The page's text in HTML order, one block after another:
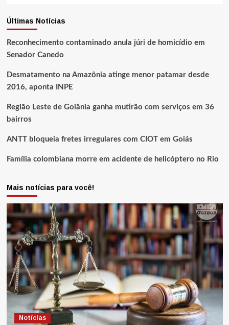
Últimas Notícias
Reconhecimento contaminado anula júri de homicídio em
Senador Canedo
Desmatamento na Amazônia atinge menor patamar desde
2016, aponta INPE
Região Leste de Goiânia ganha mutirão com serviços em 36
bairros
ANTT bloqueia fretes irregulares com CIOT em Goiás
Família colombiana morre em acidente de helicóptero no Rio
Mais notícias para você!
Notícias